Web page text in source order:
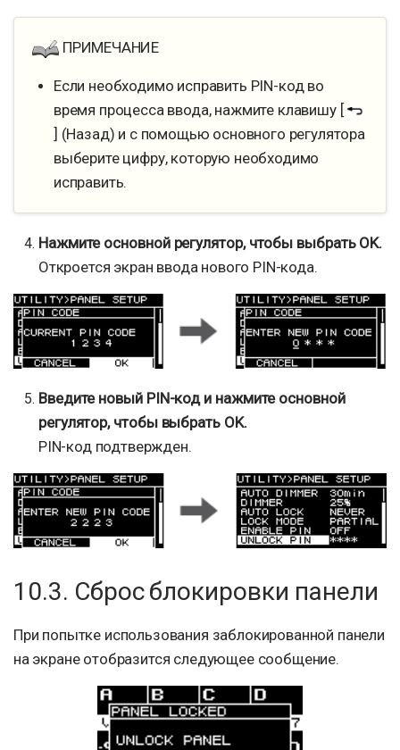
ПРИМЕЧАНИЕ
Если необходимо исправить PIN-код во
время процесса ввода, нажмите клавишу [
] (Назад) и с помощью основного регулятора
выберите цифру, которую необходимо
исправить.
Нажмите основной регулятор, чтобы выбрать OK.
Откроется экран ввода нового PIN-кода.
Введите новый PIN-код и нажмите основной
регулятор, чтобы выбрать OK.
PIN-код подтвержден.
10.3. Сброс блокировки панели
При попытке использования заблокированной панели
на экране отобразится следующее сообщение.